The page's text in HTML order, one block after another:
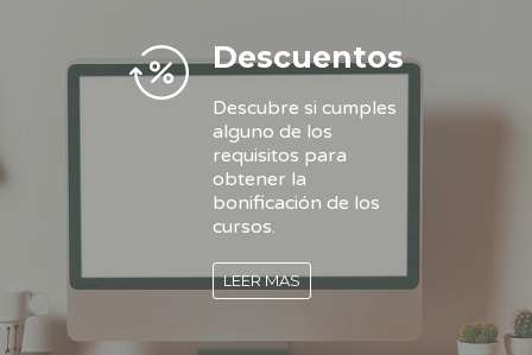
Descuentos
Descubre si cumples
alguno de los
requisitos para
obtener la
bonificación de los
cursos.
LEER MAS